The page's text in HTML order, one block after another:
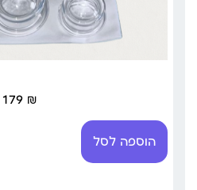
179 ₪
הוספה לסל